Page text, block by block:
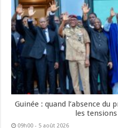
Guinée : quand l’absence
les
09h00 - 5 août 2026